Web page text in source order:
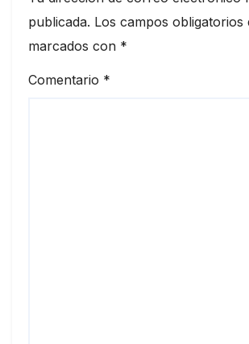
publicada. Los campos obligatorios
marcados con *
Comentario *